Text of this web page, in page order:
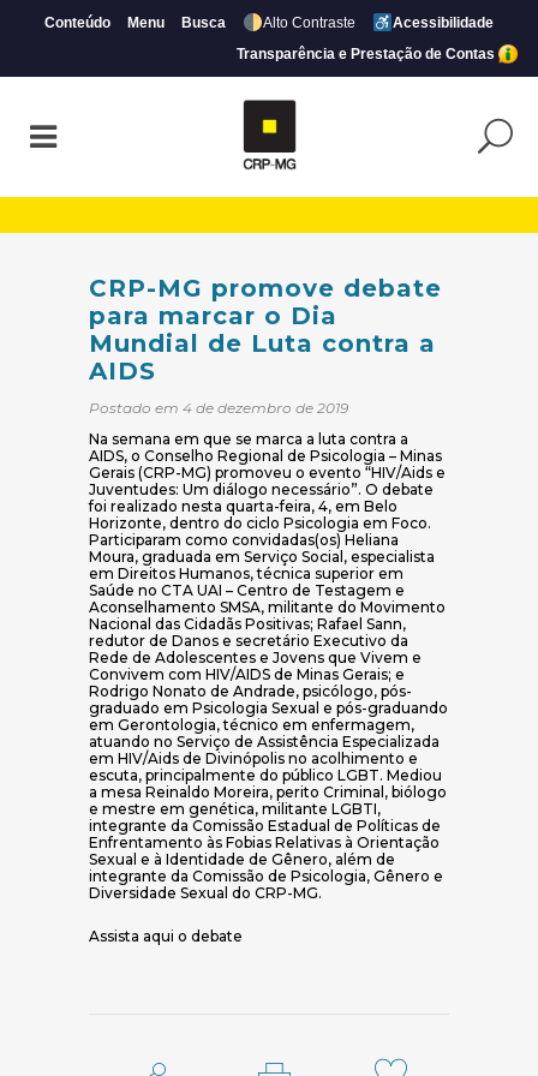
Conteúdo Menu Busca Alto Contraste
Acessibilidade
Transparência e Prestação de Contas
CRP-MG promove debate
para marcar o Dia
Mundial de Luta contra a
AIDS
Postado em 4 de dezembro de 2019
Na semana em que se marca a luta contra a
AIDS, o Conselho Regional de Psicologia – Minas
Gerais (CRP-MG) promoveu o evento “HIV/Aids e
Juventudes: Um diálogo necessário”. O debate
foi realizado nesta quarta-feira, 4, em Belo
Horizonte, dentro do ciclo Psicologia em Foco.
Participaram como convidadas(os) Heliana
Moura, graduada em Serviço Social, especialista
em Direitos Humanos, técnica superior em
Saúde no CTA UAI – Centro de Testagem e
Aconselhamento SMSA, militante do Movimento
Nacional das Cidadãs Positivas; Rafael Sann,
redutor de Danos e secretário Executivo da
Rede de Adolescentes e Jovens que Vivem e
Convivem com HIV/AIDS de Minas Gerais; e
Rodrigo Nonato de Andrade, psicólogo, pós-
graduado em Psicologia Sexual e pós-graduando
em Gerontologia, técnico em enfermagem,
atuando no Serviço de Assistência Especializada
em HIV/Aids de Divinópolis no acolhimento e
escuta, principalmente do público LGBT. Mediou
a mesa Reinaldo Moreira, perito Criminal, biólogo
e mestre em genética, militante LGBTI,
integrante da Comissão Estadual de Políticas de
Enfrentamento às Fobias Relativas à Orientação
Sexual e à Identidade de Gênero, além de
integrante da Comissão de Psicologia, Gênero e
Diversidade Sexual do CRP-MG.
Assista aqui o debate